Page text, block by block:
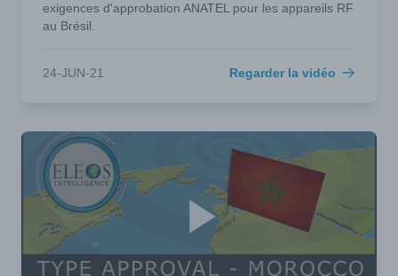
exigences d'approbation ANATEL pour les appareils RF
au Brésil.
24-JUN-21 Regarder la vidéo